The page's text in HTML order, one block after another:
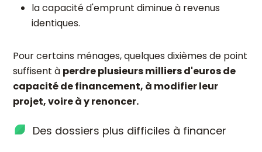
la capacité d'emprunt diminue à revenus
identiques.
Pour certains ménages, quelques dixièmes de point
suffisent à perdre plusieurs milliers d'euros de
capacité de financement, à modifier leur
projet, voire à y renoncer.
Des dossiers plus difficiles à financer